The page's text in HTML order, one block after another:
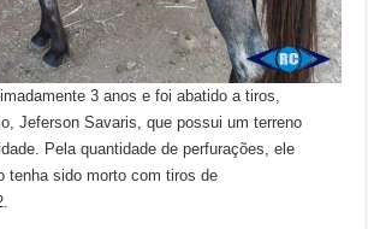
3 anos e foi abatido a tiros,
Jeferson Savaris, que possui um terreno
Pela quantidade de perfurações, ele
tenha sido morto com tiros de